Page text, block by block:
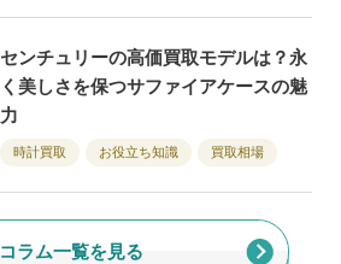
センチュリーの高価買取モデルは？永
く美しさを保つサファイアケースの魅
力
時計買取 お役立ち知識 買取相場
コラム一覧を見る